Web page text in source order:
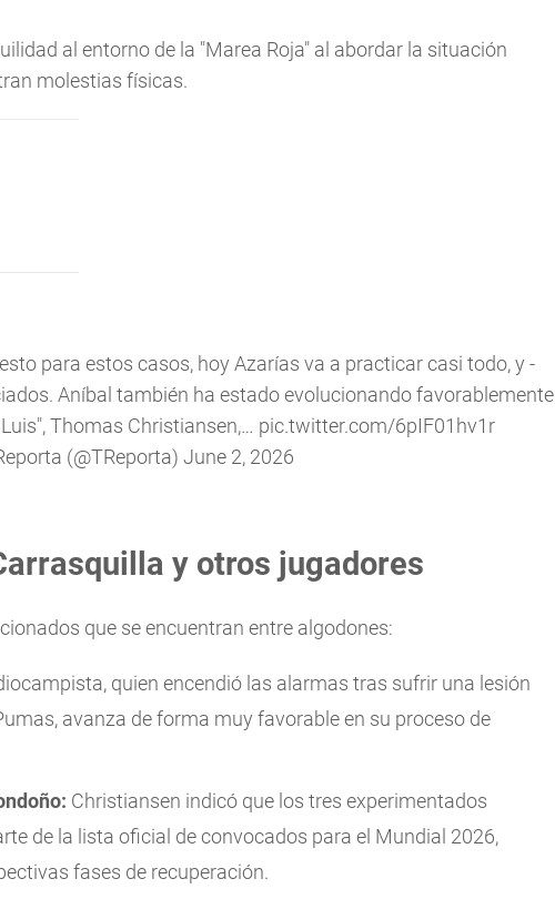
al entorno de la "Marea Roja" al abordar la situación
molestias físicas.
para estos casos, hoy Azarías va a practicar casi todo, y -
Aníbal también ha estado evolucionando favorablemente
Thomas Christiansen,… pic.twitter.com/6pIF01hv1r
(@TReporta) June 2, 2026
y otros jugadores
que se encuentran entre algodones:
quien encendió las alarmas tras sufrir una lesión
avanza de forma muy favorable en su proceso de
Christiansen indicó que los tres experimentados
de la lista oficial de convocados para el Mundial 2026,
fases de recuperación.